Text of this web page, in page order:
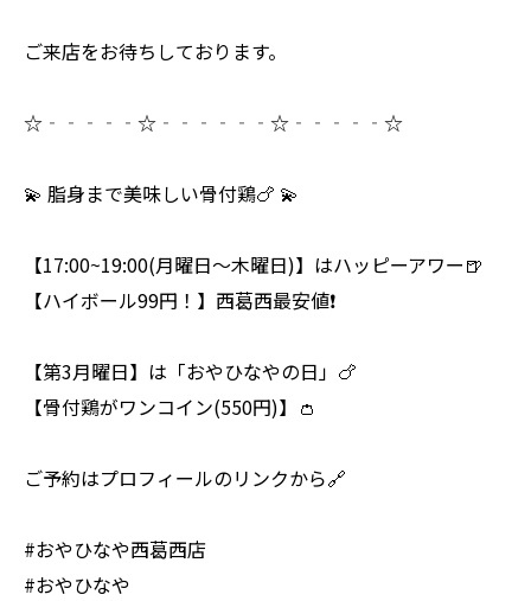
ご来店をお待ちしております。
☆‐‐‐‐‐☆‐‐‐‐‐‐☆‐‐‐‐‐☆
💫 脂身まで美味しい骨付鶏🍗 💫
【17:00~19:00(月曜日～木曜日)】はハッピーアワー🍺
【ハイボール99円！】西葛西最安値❗
【第3月曜日】は「おやひなやの日」🍗
【骨付鶏がワンコイン(550円)】👛
ご予約はプロフィールのリンクから🔗
#おやひなや西葛西店
#おやひなや